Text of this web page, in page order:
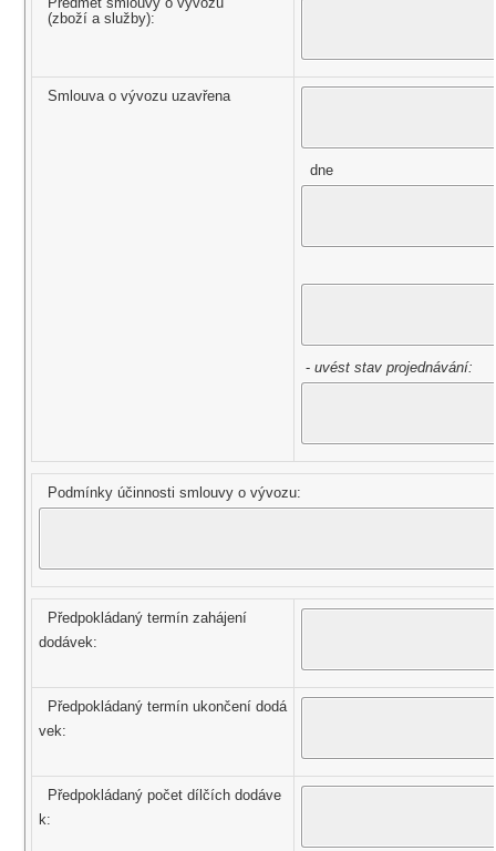
(zboží a služby):
Smlouva o vývozu uzavřena
dne
- uvést stav projednávání:
Podmínky účinnosti smlouvy o vývozu:
Předpokládaný termín zahájení
dodávek:
Předpokládaný termín ukončení dodá
vek:
Předpokládaný počet dílčích dodáve
k: